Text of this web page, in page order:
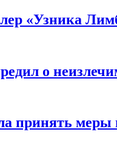
«Узника
о
принять меры